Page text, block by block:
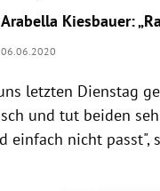
Arabella Kiesbauer:
06.06.2020
letzten Dienstag
und tut beiden
einfach nicht